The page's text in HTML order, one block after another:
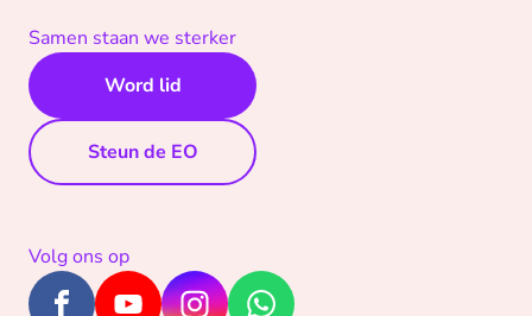
Samen staan we sterker
Word lid
Steun de EO
Volg ons op